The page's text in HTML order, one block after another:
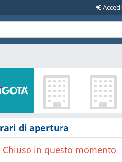
Accedi
di apertura
Chiuso in questo momento